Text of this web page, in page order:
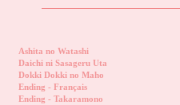
Ashita no Watashi
Daichi ni Sasageru Uta
Dokki Dokki no Maho
Ending - Français
Ending - Takaramono